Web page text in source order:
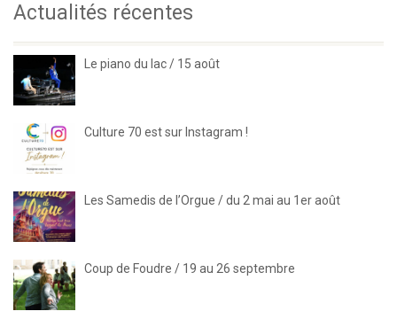
Actualités récentes
Le piano du lac / 15 août
Culture 70 est sur Instagram !
Les Samedis de l’Orgue / du 2 mai au 1er août
Coup de Foudre / 19 au 26 septembre